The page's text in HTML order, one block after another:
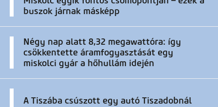
buszok járnak másképp
Négy nap alatt 8,32 megawattóra: így
csökkentette áramfogyasztását egy
miskolci gyár a hőhullám idején
A Tiszába csúszott egy autó Tiszadobnál